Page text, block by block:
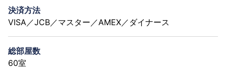
決済方法
VISA／JCB／マスター／AMEX／ダイナース
総部屋数
60室